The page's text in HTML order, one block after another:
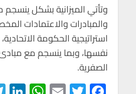
وتأتي الميزانية بشكل
والمبادرات والاعتمادات
استراتيجية الحكومة
نفسها، وبما ينسجم مع مبادئ
الصفرية.